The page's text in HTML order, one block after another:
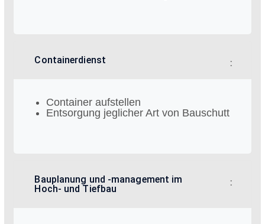
Containerdienst
Container aufstellen
Entsorgung jeglicher Art von Bauschutt
Bauplanung und -management im
Hoch- und Tiefbau